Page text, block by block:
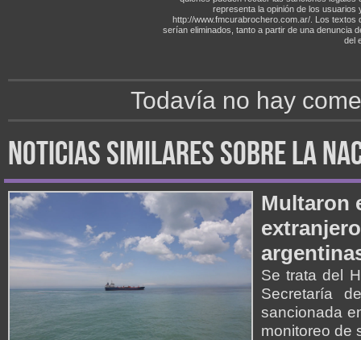
representa la opinión de los
http://www.fmcurabrochero.com.ar/. Los textos
serían eliminados, tanto a partir de una denuncia
del
Todavía no hay
noticias similares sobre la
Multaron
Se trata del
Secretaría
sancionada
monitoreo de